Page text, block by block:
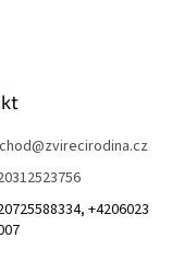
@zvirecirodina.cz
+4206023